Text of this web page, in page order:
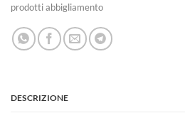
prodotti abbigliamento
DESCRIZIONE